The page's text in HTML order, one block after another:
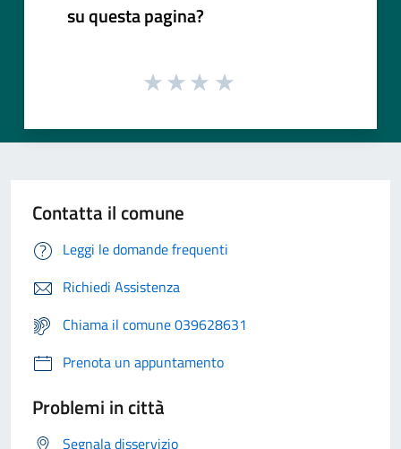
su questa pagina?
Contatta il comune
Leggi le domande frequenti
Richiedi Assistenza
Chiama il comune 039628631
Prenota un appuntamento
Problemi in città
Segnala disservizio